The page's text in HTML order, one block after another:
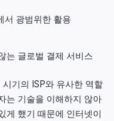
서 광범위한 활용
는 글로벌 결제 서비스
기의 ISP와 유사한 역할
는 기술을 이해하지 않아
게 했기 때문에 인터넷이